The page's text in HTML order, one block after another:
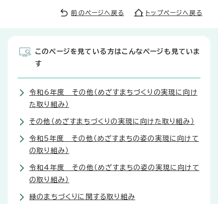
前のページへ戻る トップページへ戻る
このページを見ている方はこんなページも見ていま
す
令和6年度 その他（めざすまちづくりの実現に向け
た取り組み）
その他（めざすまちづくりの実現に向けた取り組み）
令和5年度 その他（めざすまちの姿の実現に向けて
の取り組み）
令和4年度 その他（めざすまちの姿の実現に向けて
の取り組み）
緑のまちづくりに関する取り組み